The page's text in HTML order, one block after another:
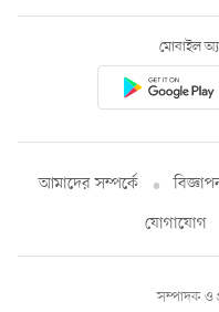
মোবাইল
আমাদের সম্পর্কে
যোগাযোগ
সম্পাদক ও